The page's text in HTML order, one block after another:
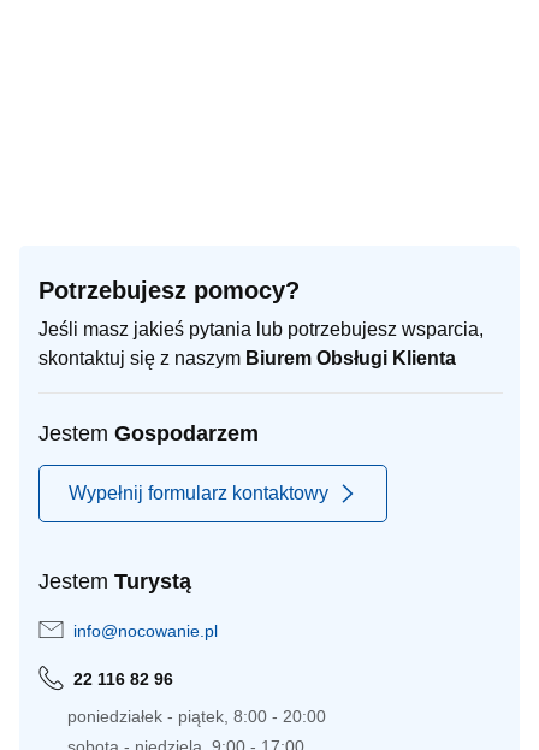
Potrzebujesz pomocy?
Jeśli masz jakieś pytania lub potrzebujesz wsparcia,
skontaktuj się z naszym Biurem Obsługi Klienta
Jestem Gospodarzem
Wypełnij formularz kontaktowy
Jestem Turystą
info@nocowanie.pl
22 116 82 96
poniedziałek - piątek, 8:00 - 20:00